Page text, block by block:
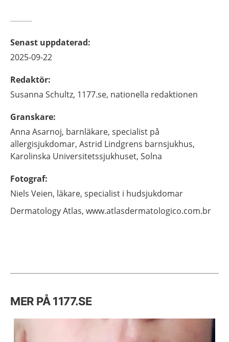
Senast uppdaterad:
2025-09-22
Redaktör:
Susanna Schultz, 1177.se, nationella redaktionen
Granskare:
Anna Asarnoj, barnläkare, specialist på
allergisjukdomar, Astrid Lindgrens barnsjukhus,
Karolinska Universitetssjukhuset, Solna
Fotograf:
Niels Veien, läkare, specialist i hudsjukdomar
Dermatology Atlas, www.atlasdermatologico.com.br
MER PÅ 1177.SE